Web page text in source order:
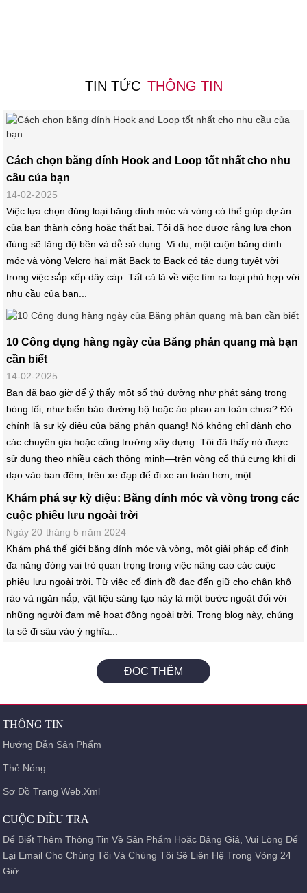
TIN TỨC THÔNG TIN
Cách chọn băng dính Hook and Loop tốt nhất cho nhu
cầu của bạn
14-02-2025
Việc lựa chọn đúng loại băng dính móc và vòng có thể giúp dự án
của bạn thành công hoặc thất bại. Tôi đã học được rằng lựa chọn
đúng sẽ tăng độ bền và dễ sử dụng. Ví dụ, một cuộn băng dính
móc và vòng Velcro hai mặt Back to Back có tác dụng tuyệt vời
trong việc sắp xếp dây cáp. Tất cả là về việc tìm ra loại phù hợp với
nhu cầu của bạn...
10 Công dụng hàng ngày của Băng phản quang mà bạn
cần biết
14-02-2025
Bạn đã bao giờ để ý thấy một số thứ dường như phát sáng trong
bóng tối, như biển báo đường bộ hoặc áo phao an toàn chưa? Đó
chính là sự kỳ diệu của băng phản quang! Nó không chỉ dành cho
các chuyên gia hoặc công trường xây dựng. Tôi đã thấy nó được
sử dụng theo nhiều cách thông minh—trên vòng cổ thú cưng khi đi
dạo vào ban đêm, trên xe đạp để đi xe an toàn hơn, một...
Khám phá sự kỳ diệu: Băng dính móc và vòng trong các
cuộc phiêu lưu ngoài trời
Ngày 20 tháng 5 năm 2024
Khám phá thế giới băng dính móc và vòng, một giải pháp cố định
đa năng đóng vai trò quan trọng trong việc nâng cao các cuộc
phiêu lưu ngoài trời. Từ việc cố định đồ đạc đến giữ cho chân khô
ráo và ngăn nắp, vật liệu sáng tạo này là một bước ngoặt đối với
những người đam mê hoạt động ngoài trời. Trong blog này, chúng
ta sẽ đi sâu vào ý nghĩa...
ĐỌC THÊM
THÔNG TIN
Hướng Dẫn Sản Phẩm
Thẻ Nóng
Sơ Đồ Trang Web.xml
CUỘC ĐIỀU TRA
Để Biết Thêm Thông Tin Về Sản Phẩm Hoặc Bảng Giá, Vui Lòng Để
Lại Email Cho Chúng Tôi Và Chúng Tôi Sẽ Liên Hệ Trong Vòng 24
Giờ.